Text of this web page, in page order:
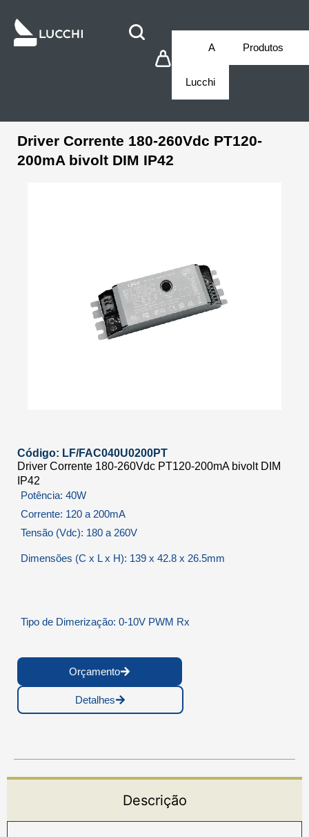
A
Lucchi
Produtos
Driver Corrente 180-260Vdc PT120-
200mA bivolt DIM IP42
Código: LF/FAC040U0200PT
Driver Corrente 180-260Vdc PT120-200mA bivolt DIM
IP42
Potência: 40W
Corrente: 120 a 200mA
Tensão (Vdc): 180 a 260V
Dimensões (C x L x H): 139 x 42.8 x 26.5mm
Tipo de Dimerização: 0-10V PWM Rx
Orçamento
Detalhes
Descrição